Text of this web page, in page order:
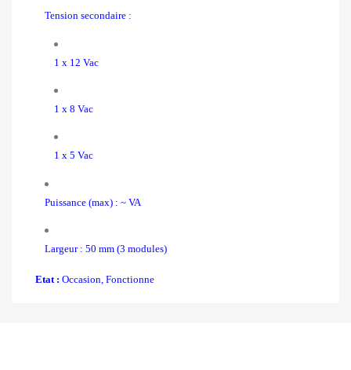
Tension secondaire :
1 x 12 Vac
1 x 8 Vac
1 x 5 Vac
Puissance (max) : ~ VA
Largeur : 50 mm (3 modules)
Etat : Occasion, Fonctionne